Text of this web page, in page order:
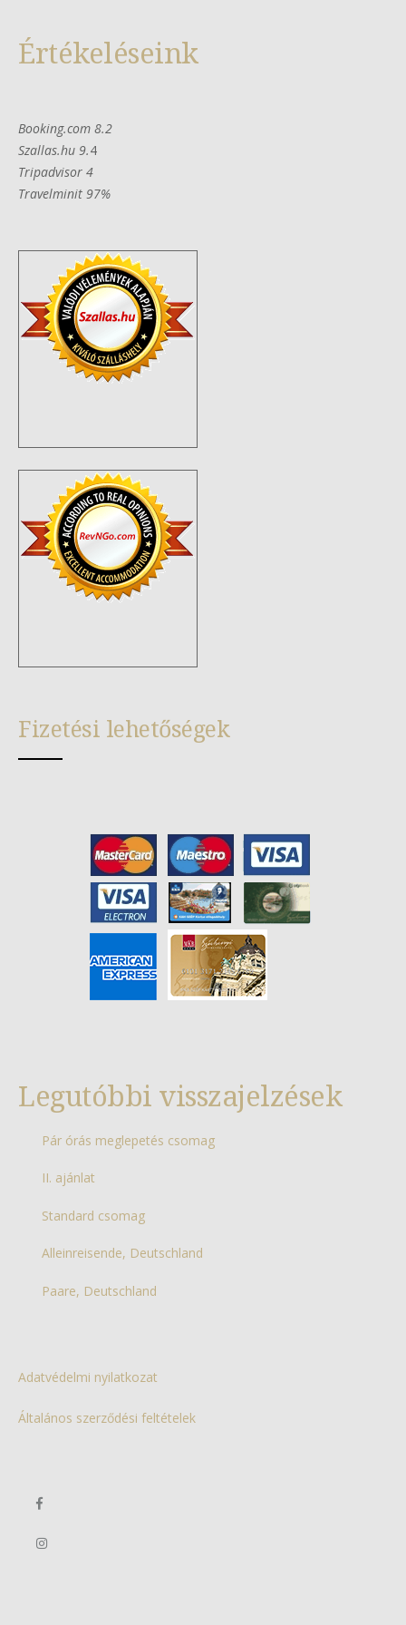
Értékeléseink
Booking.com 8.2
Szallas.hu 9.4
Tripadvisor 4
Travelminit 97%
Fizetési lehetőségek
Legutóbbi visszajelzések
Pár órás meglepetés csomag
II. ajánlat
Standard csomag
Alleinreisende, Deutschland
Paare, Deutschland
Adatvédelmi nyilatkozat
Általános szerződési feltételek